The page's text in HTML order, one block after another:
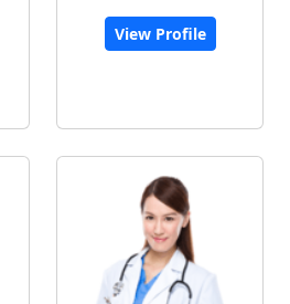
View Profile